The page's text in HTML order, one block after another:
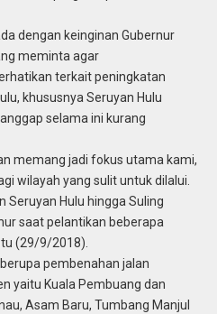
dengan keinginan Gubernur
meminta agar
terkait peningkatan
khususnya Seruyan Hulu
selama ini kurang
memang jadi fokus utama kami,
wilayah yang sulit untuk dilalui.
Seruyan Hulu hingga Suling
saat pelantikan beberapa
(29/9/2018).
pembenahan jalan
yaitu Kuala Pembuang dan
Asam Baru, Tumbang Manjul